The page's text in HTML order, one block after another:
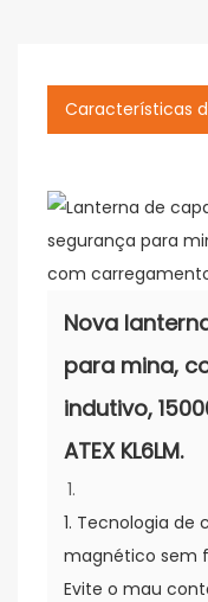
Características
Nova
para mina,
indutivo,
ATEX KL6LM.
1. Tecnologia
magnético sem
Evite o mau